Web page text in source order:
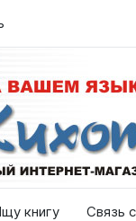
книгу Связь